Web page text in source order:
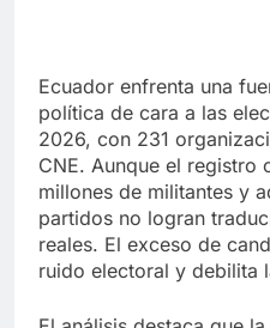
Ecuador enfrenta una
política de cara a las
2026, con 231
CNE. Aunque el registro
millones de militantes y
partidos no logran
reales. El exceso de
ruido electoral y debilita